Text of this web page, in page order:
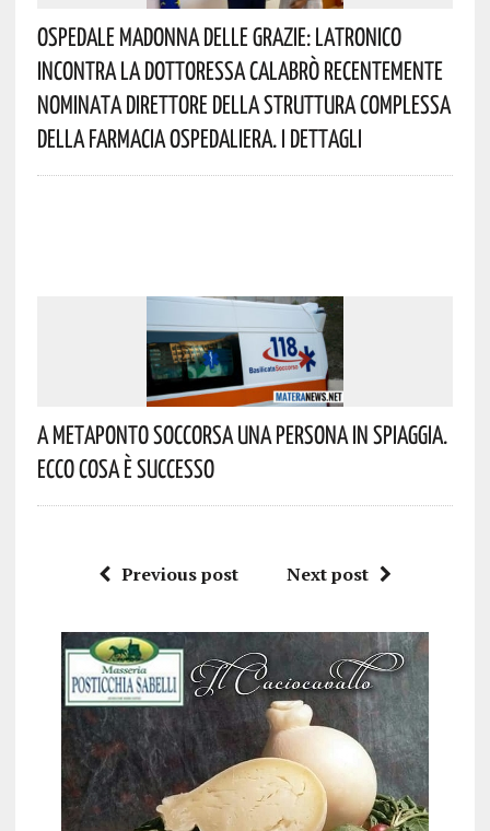
Ospedale Madonna Delle Grazie: Latronico
Incontra La Dottoressa Calabrò Recentemente
Nominata Direttore Della Struttura Complessa
Della Farmacia Ospedaliera. I Dettagli
A Metaponto Soccorsa Una Persona In Spiaggia.
Ecco Cosa È Successo
Previous post Next post